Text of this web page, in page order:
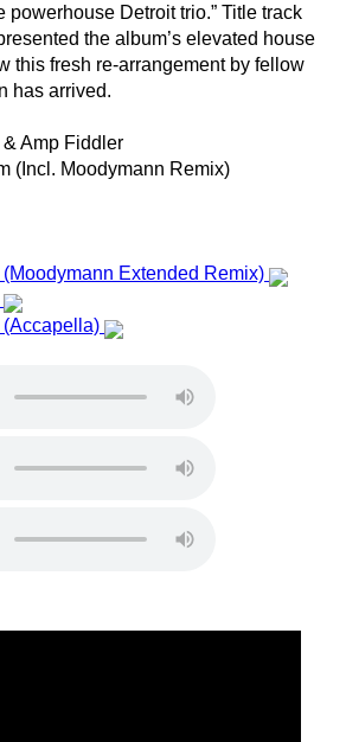
powerhouse Detroit trio.” Title track
the album’s elevated house
this fresh re-arrangement by fellow
has arrived.
Amp Fiddler
(Incl. Moodymann Remix)
(Moodymann Extended Remix)
(Accapella)